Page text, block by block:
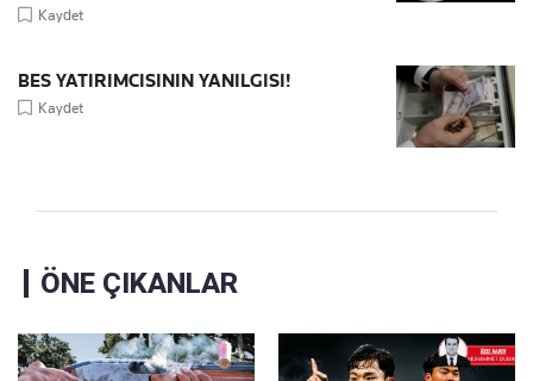
Kaydet
BES YATIRIMCISININ YANILGISI!
Kaydet
ÖNE ÇIKANLAR